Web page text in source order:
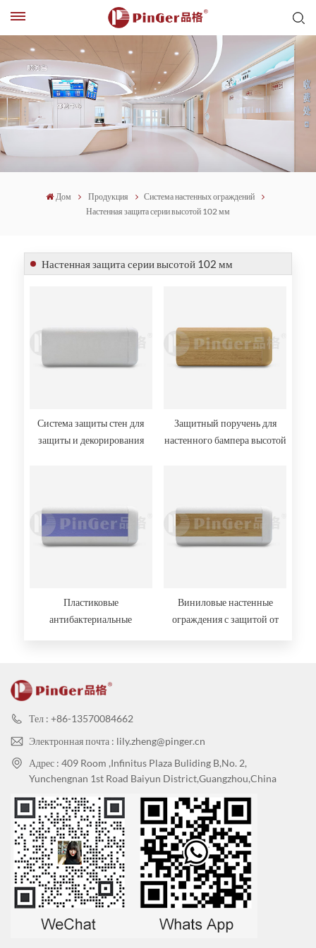
Дом Продукция
Система настенных ограждений
Настенная защита серии высотой 102 мм
Настенная защита серии высотой 102 мм
Система защиты стен для
защиты и декорирования
Защитный поручень для
настенного бампера высотой
Пластиковые
антибактериальные
Виниловые настенные
ограждения с защитой от
Тел : +86-13570084662
Электронная почта : lily.zheng@pinger.cn
Адрес : 409 Room ,Infinitus Plaza Buliding B,No. 2,
Yunchengnan 1st Road Baiyun District,Guangzhou,China